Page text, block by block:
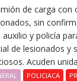
de carga con
sin
y policía
de lesionados y
Acuden
POLICIACA